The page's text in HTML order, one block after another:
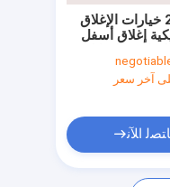
28/400 خيارات الإغلاق
إغلاق أسفل
السائل
وصحة الشعر
آخر سعر
ﺎﺘﺼﻟ ﺍﻶﻧ